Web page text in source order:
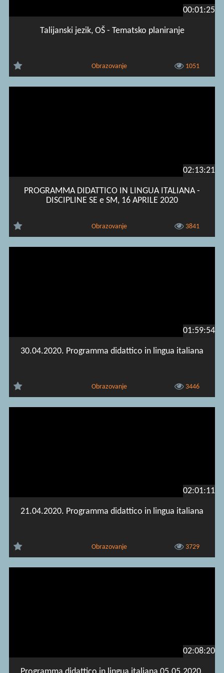
00:01:25
Talijanski jezik, OŠ - Tematsko planiranje
Obrazovanje 1051
02:13:21
PROGRAMMA DIDATTICO IN LINGUA ITALIANA -
DISCIPLINE SE e SM, 16 APRILE 2020
Obrazovanje 3841
01:59:54
30.04.2020. Programma didattico in lingua italiana
Obrazovanje 3446
02:01:11
21.04.2020. Programma didattico in lingua italiana
Obrazovanje 3729
02:08:20